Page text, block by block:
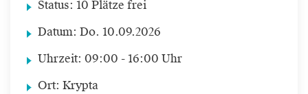
Status: 10 Plätze frei
Datum: Do. 10.09.2026
Uhrzeit: 09:00 - 16:00 Uhr
Ort: Krypta